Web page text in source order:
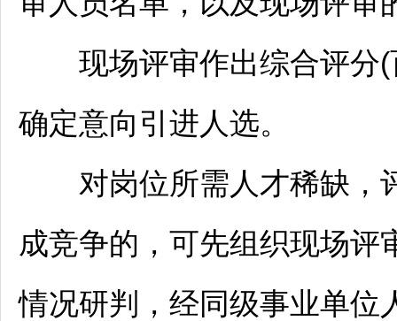
现场评审作出综合评分(
确定意向引进人选。
对岗位所需人才稀缺，
成竞争的，可先组织现场评
情况研判，经同级事业单位